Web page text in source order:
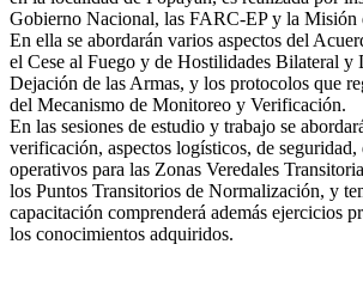
Gobierno Nacional, las FARC-EP y la Misión
En ella se abordarán varios aspectos del
el Cese al Fuego y de Hostilidades Bilateral
Dejación de las Armas, y los protocolos que
del Mecanismo de Monitoreo y Verificación.
En las sesiones de estudio y trabajo se
verificación, aspectos logísticos, de
operativos para las Zonas Veredales
los Puntos Transitorios de Normalización, y
capacitación comprenderá además ejercicios
los conocimientos adquiridos.